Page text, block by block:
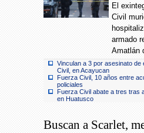
El
Civil
armado
Amatlán
Vinculan a 3 por asesinato de
Civil, en Acayucan
Fuerza Civil, 10 años entre
policiales
Fuerza Civil abate a tres tras
en Huatusco
Buscan a Scarlet,